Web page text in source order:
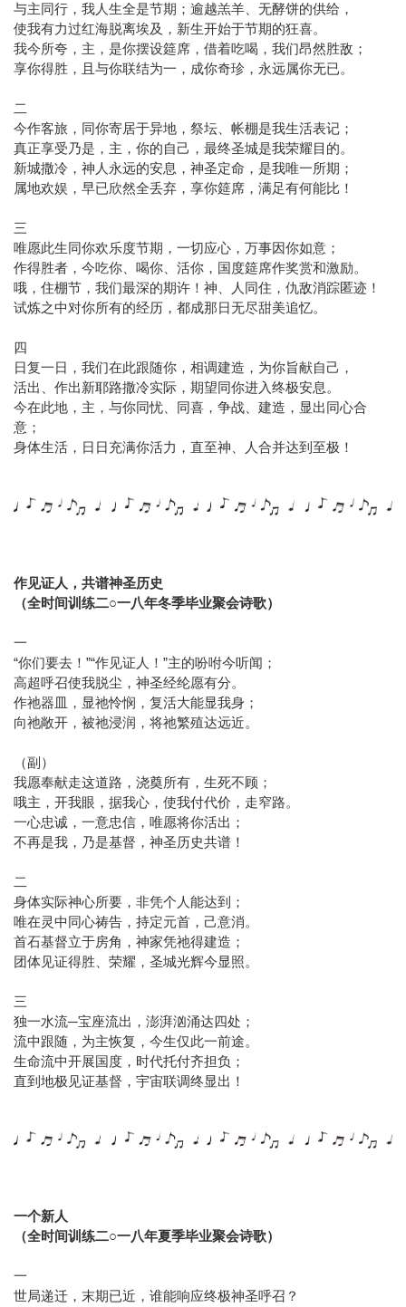
与主同行，我人生全是节期；逾越羔羊、无酵饼的供给，
使我有力过红海脱离埃及，新生开始于节期的狂喜。
我今所夸，主，是你摆设筵席，借着吃喝，我们昂然胜敌；
享你得胜，且与你联结为一，成你奇珍，永远属你无已。
二
今作客旅，同你寄居于异地，祭坛、帐棚是我生活表记；
真正享受乃是，主，你的自己，最终圣城是我荣耀目的。
新城撒冷，神人永远的安息，神圣定命，是我唯一所期；
属地欢娱，早已欣然全丢弃，享你筵席，满足有何能比！
三
唯愿此生同你欢乐度节期，一切应心，万事因你如意；
作得胜者，今吃你、喝你、活你，国度筵席作奖赏和激励。
哦，住棚节，我们最深的期许！神、人同住，仇敌消踪匿迹！
试炼之中对你所有的经历，都成那日无尽甜美追忆。
四
日复一日，我们在此跟随你，相调建造，为你旨献自己，
活出、作出新耶路撒冷实际，期望同你进入终极安息。
今在此地，主，与你同忧、同喜，争战、建造，显出同心合
意；
身体生活，日日充满你活力，直至神、人合并达到至极！
作见证人，共谱神圣历史
（全时间训练二○一八年冬季毕业聚会诗歌）
一
“你们要去！”“作见证人！”主的吩咐今听闻；
高超呼召使我脱尘，神圣经纶愿有分。
作祂器皿，显祂怜悯，复活大能显我身；
向祂敞开，被祂浸润，将祂繁殖达远近。
（副）
我愿奉献走这道路，浇奠所有，生死不顾；
哦主，开我眼，据我心，使我付代价，走窄路。
一心忠诚，一意忠信，唯愿将你活出；
不再是我，乃是基督，神圣历史共谱！
二
身体实际神心所要，非凭个人能达到；
唯在灵中同心祷告，持定元首，己意消。
首石基督立于房角，神家凭祂得建造；
团体见证得胜、荣耀，圣城光辉今显照。
三
独一水流─宝座流出，澎湃汹涌达四处；
流中跟随，为主恢复，今生仅此一前途。
生命流中开展国度，时代托付齐担负；
直到地极见证基督，宇宙联调终显出！
一个新人
（全时间训练二○一八年夏季毕业聚会诗歌）
一
世局递迁，末期已近，谁能响应终极神圣呼召？